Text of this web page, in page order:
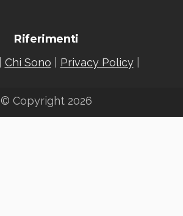
Riferimenti
Chi Sono Privacy Policy|
© Copyright 2026